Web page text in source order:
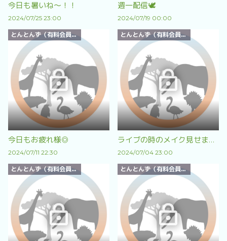
今日も暑いね〜！！
2024/07/25 23:00
週一配信🕊️
2024/07/19 00:00
とんとんず（有料会員）限定
今日もお疲れ様◎
2024/07/11 22:30
とんとんず（有料会員）限定
ライブの時のメイク見せます！
2024/07/04 23:00
とんとんず（有料会員）限定 とんとんず（有料会員）限定